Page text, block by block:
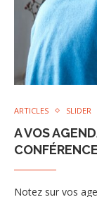
ARTICLES SLIDER
A VOS
Notez sur vos